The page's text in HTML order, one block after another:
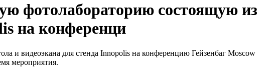
фотолабораторию состоящую из
на конференци
и видеоэкана для стенда Innopolis на конференцию Гейзенбаг Moscow
мероприятия.